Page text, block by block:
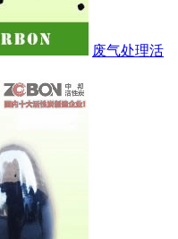
废气处理活